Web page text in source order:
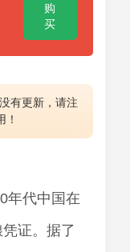
购
买
有更新，请注
年代中国在
证。据了